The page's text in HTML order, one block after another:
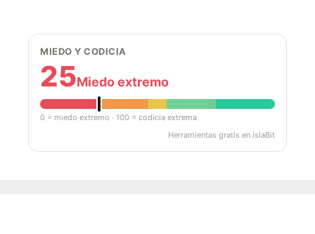
MIEDO Y CODICIA
25Miedo extremo
0 = miedo extremo · 100 = codicia extrema
Herramientas gratis en islaBit